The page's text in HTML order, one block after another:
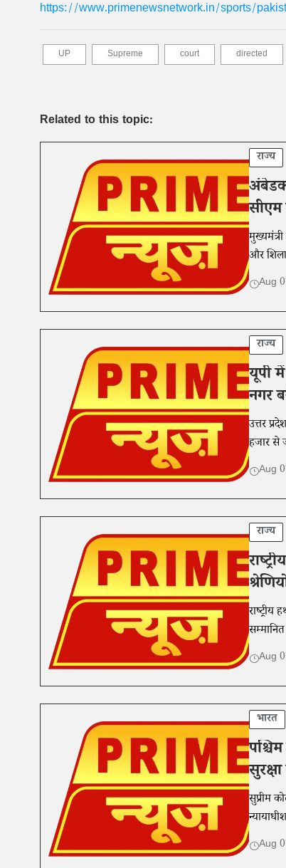
https://www.primenewsnetwork.in/sports/
UP Supreme court directed
Related to this topic:
राज्य
सीएम
और
Aug
राज्य
यूपी
नगर
उत्तर
हजार से
Aug
राज्य
Aug
भारत
सुप्रीम
Aug